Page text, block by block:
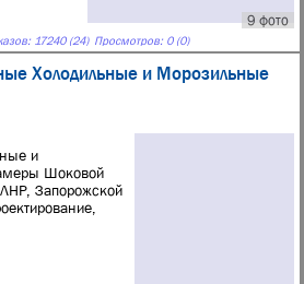
9 фото
17240 (24) Просмотров: 0 (0)
Холодильные и Морозильные
и
Шоковой
Запорожской